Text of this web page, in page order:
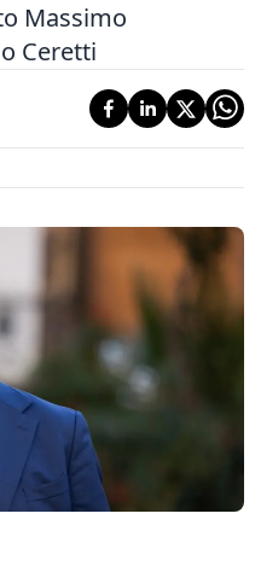
Massimo
Ceretti